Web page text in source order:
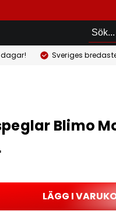
dagar! Sveriges
Blimo
LÄGG I